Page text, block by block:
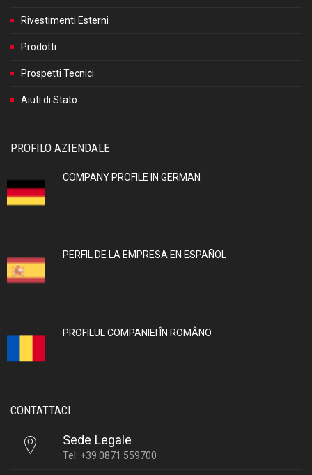
Rivestimenti Esterni
Prodotti
Prospetti Tecnici
Aiuti di Stato
PROFILO AZIENDALE
COMPANY PROFILE IN GERMAN
PERFIL DE LA EMPRESA EN ESPAÑOL
PROFILUL COMPANIEI ÎN ROMÂNO
CONTATTACI
Sede Legale
Tel: +39 0871 559700